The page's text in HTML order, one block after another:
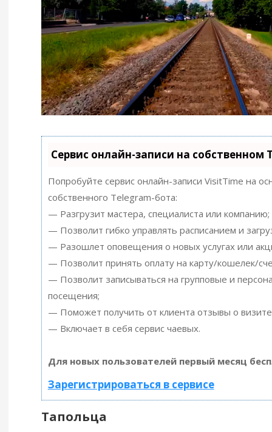
Сервис онлайн-записи на собственном
Попробуйте сервис онлайн-записи VisitTime на
собственного Telegram-бота:
— Разгрузит мастера, специалиста или компанию;
— Позволит гибко управлять расписанием и
— Разошлет оповещения о новых услугах или
— Позволит принять оплату на карту/кошелек/
— Позволит записываться на групповые и
посещения;
— Поможет получить от клиента отзывы о визите
— Включает в себя сервис чаевых.
Для новых пользователей первый месяц
Зарегистрироваться в сервисе
Тапольца